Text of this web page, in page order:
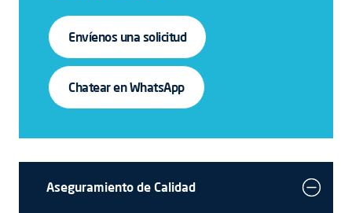
Envíenos una solicitud
Chatear en WhatsApp
Aseguramiento de Calidad